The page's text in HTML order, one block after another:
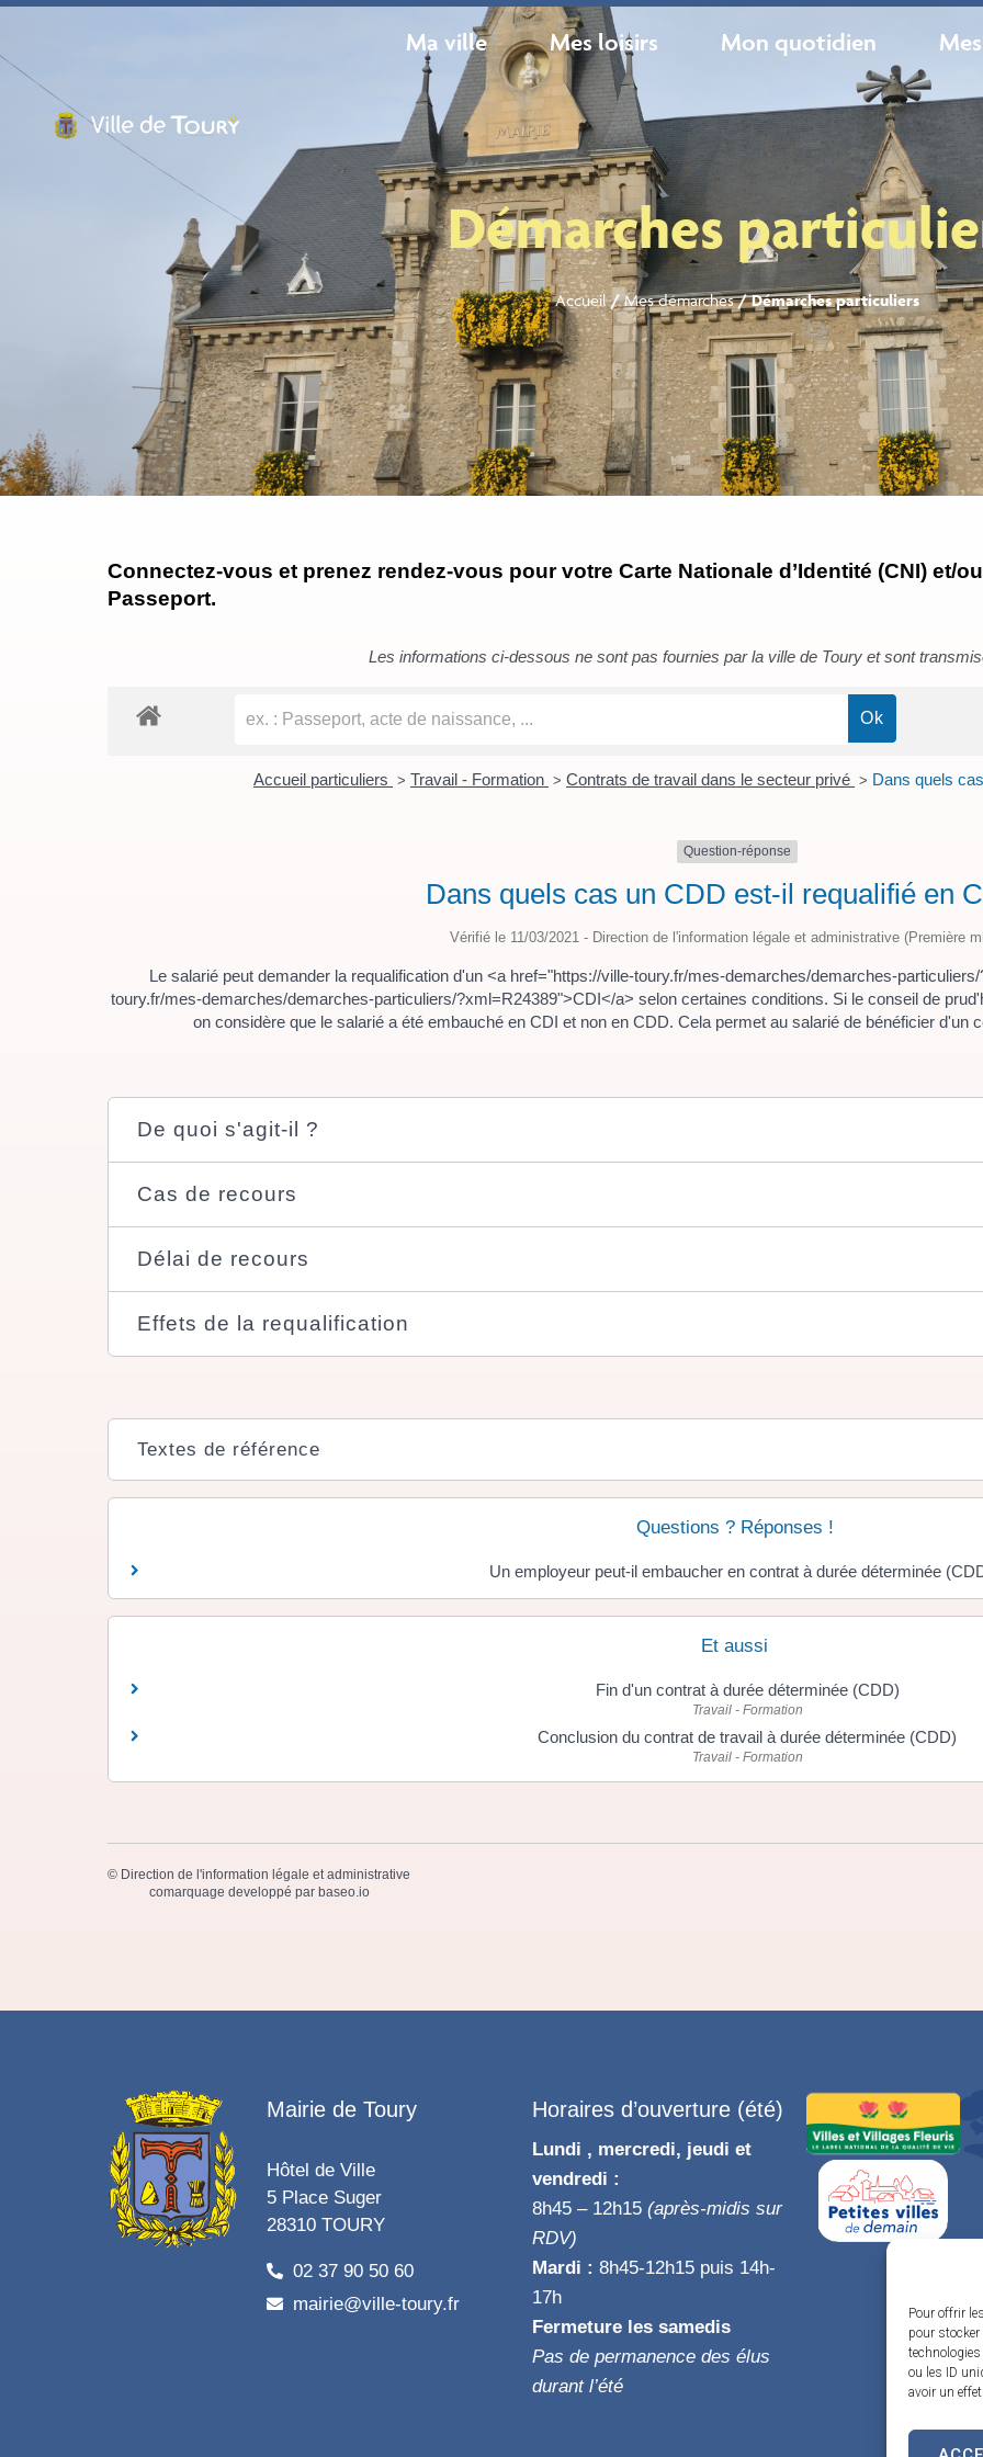
Pour offrir
pour
ou les ID
avoir un
Ma ville Mes loisirs Mon quotidien
Démarches
Accueil/Mes démarches/Démarches particuliers
Connectez-vous et prenez rendez-vous pour votre Carte Nationale d’Identité (CNI) et/
Passeport.
Les informations ci-dessous ne sont pas fournies par la ville de Toury et sont
Accueil particuliers > Travail - Formation > Contrats de travail dans le secteur privé > Dans quels
Question-réponse
Dans quels cas un CDD est-il requalifié en
Vérifié le 11/03/2021 - Direction de l'information légale et administrative (Première
Le salarié peut demander la requalification d'un <a href="https://ville-toury.fr/mes-demarches/demarches-
toury.fr/mes-demarches/demarches-particuliers/?xml=R24389">CDI</a> selon certaines conditions. Si le conseil de
on considère que le salarié a été embauché en CDI et non en CDD. Cela permet au salarié de bénéficier d'un
De quoi s'agit-il ?
Cas de recours
Délai de recours
Effets de la requalification
Textes de référence
Questions ? Réponses !
Un employeur peut-il embaucher en contrat à durée déterminée
Et aussi
Fin d'un contrat à durée déterminée (CDD)
Travail - Formation
Conclusion du contrat de travail à durée déterminée (CDD)
Travail - Formation
© Direction de l'information légale et administrative
comarquage developpé par baseo.io
Mairie de Toury
Hôtel de Ville
5 Place Suger
28310 TOURY
02 37 90 50 60
mairie@ville-toury.fr
Horaires d’ouverture (été)
Lundi , mercredi, jeudi et
vendredi :
8h45 – 12h15(après-midis sur
RDV)
Mardi : 8h45-12h15 puis 14h-
17h
Fermeture les samedis
Pas de permanence des élus
durant l’été